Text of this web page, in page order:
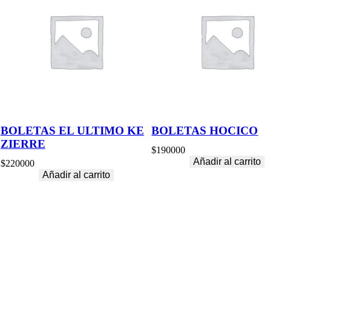
BOLETAS EL ULTIMO KE
ZIERRE
$220000
Añadir al carrito
BOLETAS HOCICO
$190000
Añadir al carrito